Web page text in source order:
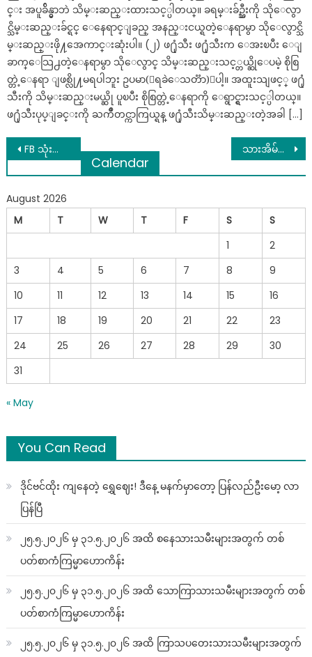
င္း အပူခ်ိန္မွာဘဲ သိမ္းဆည္းထားသင့္ပါတယ္။ ခရမ္းခ်ဥ္သီးကို သိုေလွာ
င္သိမ္းဆည္းခ်င္ရင္ ေနေရာင္ျခည္ အနည္းငယ္ရတဲ့ေနရာမွာ သိုေလွာင္သိ
မ္းဆည္းဖို႔အေကာင္းဆုံးပါ။ (၂) ဖ႐ုံသီး ဖ႐ုံသီးက ေအးၿပီး ေျ
ခာက္ေသြ႕တဲ့ေနရာမွာ သိုေလွာင္ သိမ္းဆည္းသင့္တယ္ဆိုေပမဲ့ စိုစြ
တ္တဲ့ေနရာ ျဖစ္လို႔မရပါဘူး ဥပမာ(ေရခဲေသတၱာ)ေပါ့။ အထူးသျဖင့္ ဖ႐ုံ
သီးကို သိမ္းဆည္းမယ္ဆို ပူၿပီး စိုစြတ္တဲ့ေနရာကို ေရွာင္ရွားသင့္ပါတယ္။
ဖ႐ုံသီးပုပ္ျခင္းကို ႀကိဳတင္ကာကြယ္ရန္ ဖ႐ုံသီးသိမ္းဆည္းတဲ့အခါ […]
Post
navigation
FB သုံးတာ ဒီလိုပို့စ်မျိုးတွေကြောင့် ဘေလ် ကုန်ရကျိုး နပ်နေတာပါ…မျက်ရည်ခိုင်ရင်တော့ ဖတ်ကြည့်စေချင်တယ် သားအိမ်မှာ ရေအိပ်တည်တာ ၊ဆီးကျောက်တည်တာ ကြောက်စရာမလိုတော့ပါ
Calendar
August 2026
M
T W T F S
S
1
2
3
4 5 6 7 8
9
10
11 12 13 14 15
16
17
18 19 20 21 22
23
24
25 26 27 28 29
30
31
« May
You Can Read
ဒိုင်ဗင်ထိုး ကျနေတဲ့ ရွှေဈေး! ဒီနေ့ မနက်မှာတော့ ပြန်လည်ဦးမော့ လာ
ပြန်ပြီ
၂၅.၅.၂၀၂၆ မှ ၃၁.၅.၂၀၂၆ အထိ စနေသားသမီးများအတွက် တစ်
ပတ်စာကံကြမ္မာဟောကိန်း
၂၅.၅.၂၀၂၆ မှ ၃၁.၅.၂၀၂၆ အထိ သောကြာသားသမီးများအတွက် တစ်
ပတ်စာကံကြမ္မာဟောကိန်း
၂၅.၅.၂၀၂၆ မှ ၃၁.၅.၂၀၂၆ အထိ ကြာသပတေးသားသမီးများအတွက်